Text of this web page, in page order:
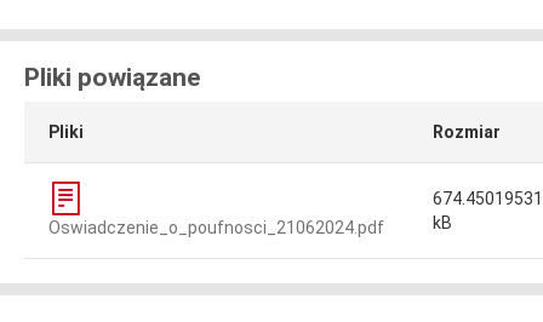
Pliki powiązane
Pliki Rozmiar
Oswiadczenie_o_poufnosci_21062024.pdf
kB